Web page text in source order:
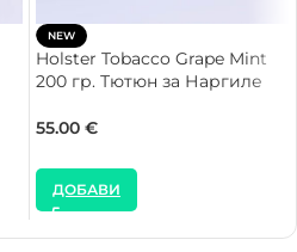
NEW
Holster Tobacco Grape Mint
200 гр. Тютюн за Наргиле
55.00 €
ДОБАВИ